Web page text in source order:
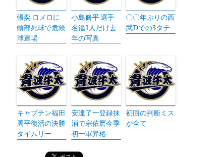
張奕 ロメロに
頭部死球で危険
球退場
小島脩平 選手
名鑑1人だけ去
年の写真
〇〇年ぶりの西
武Dでの3タテ
キャプテン福田
周平復活の決勝
タイムリー
安達了一登録抹
消で宗佑磨今季
初一軍昇格
初回の判断ミス
が全て